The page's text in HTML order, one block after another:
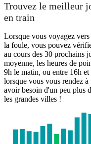
Trouvez le meilleur
en train
Lorsque vous voyagez
la foule, vous pouvez
au cours des 30 prochains
moyenne, les heures de
9h le matin, ou entre 16h
lorsque vous vous rendez
avoir besoin d'un peu plus
les grandes villes !